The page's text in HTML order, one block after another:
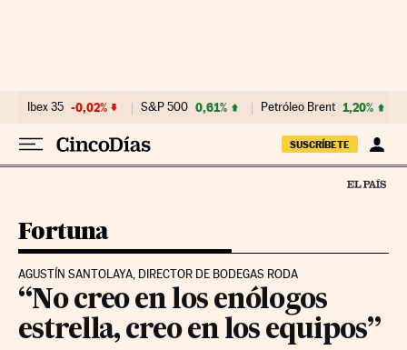
Ibex 35 -0,02% S&P 500 0,61% Petróleo Brent 1,20%
SUSCRÍBETE
Fortuna
AGUSTÍN SANTOLAYA, DIRECTOR DE BODEGAS RODA
“No creo en los enólogos
estrella, creo en los equipos”